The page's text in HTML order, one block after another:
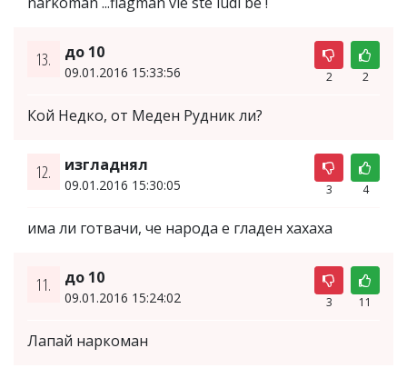
13. до 10
09.01.2016 15:33:56 2 2
Кой Недко, от Меден Рудник ли?
12. изгладнял
09.01.2016 15:30:05 3 4
има ли готвачи, че народа е гладен хахаха
11. до 10
09.01.2016 15:24:02 3 11
Лапай наркоман